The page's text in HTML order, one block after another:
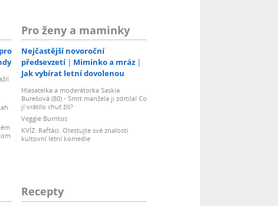
Pro ženy a maminky
Nejčastější novoroční
předsevzetí
Miminko a mráz
Jak vybírat letní dovolenou
Hlasatelka a moderátorka Saskia
Burešová (80) - Smrt manžela ji zdrtila! Co
jí vrátilo chuť žít?
Veggie Burritos
KVÍZ: Rafťáci. Otestujte své znalosti
kultovní letní komedie
Recepty